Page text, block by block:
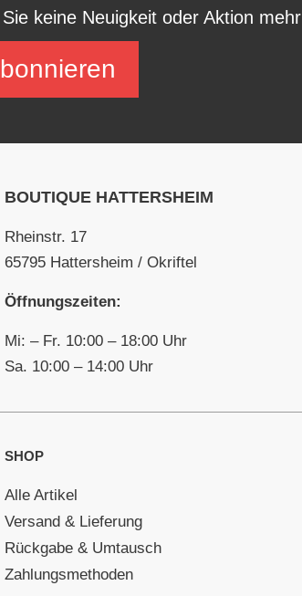
keine Neuigkeit oder Aktion
BOUTIQUE HATTERSHEIM
Rheinstr. 17
65795 Hattersheim / Okriftel
Öffnungszeiten:
Mi: – Fr. 10:00 – 18:00 Uhr
Sa. 10:00 – 14:00 Uhr
SHOP
Alle Artikel
Versand & Lieferung
Rückgabe & Umtausch
Zahlungsmethoden